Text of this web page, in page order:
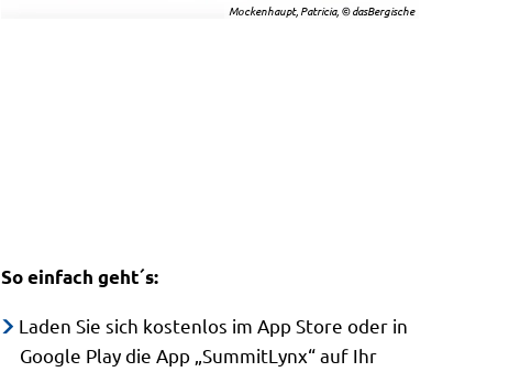
Mockenhaupt, Patricia, © dasBergische
So einfach geht´s:
Laden Sie sich kostenlos im App Store oder in
Google Play die App „SummitLynx“ auf Ihr